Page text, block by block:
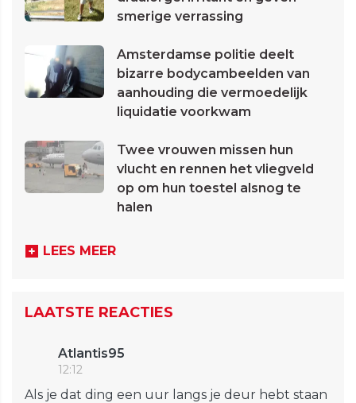
smerige verrassing
Amsterdamse politie deelt
bizarre bodycambeelden van
aanhouding die vermoedelijk
liquidatie voorkwam
Twee vrouwen missen hun
vlucht en rennen het vliegveld
op om hun toestel alsnog te
halen
LEES MEER
LAATSTE REACTIES
Atlantis95
12:12
Als je dat ding een uur langs je deur hebt staan